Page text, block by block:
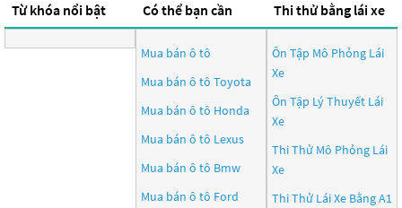
Từ khóa nổi bật Có thể bạn cần
Mua bán ô tô
Mua bán ô tô Toyota
Mua bán ô tô Honda
Mua bán ô tô Lexus
Mua bán ô tô Bmw
Mua bán ô tô Ford
Thi thử bằng lái xe
Ôn Tập Mô Phỏng Lái
Xe
Ôn Tập Lý Thuyết Lái
Xe
Thi Thử Mô Phỏng Lái
Xe
Thi Thử Lái Xe Bằng A1